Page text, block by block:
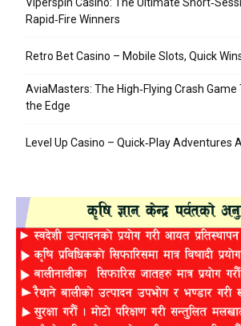
Viperspin Casino: The Ultimate
Rapid‑Fire Winners
Retro Bet Casino – Mobile Slots, Quick
AviaMasters: The High‑Flying Crash
the Edge
Level Up Casino – Quick‑Play Adventures